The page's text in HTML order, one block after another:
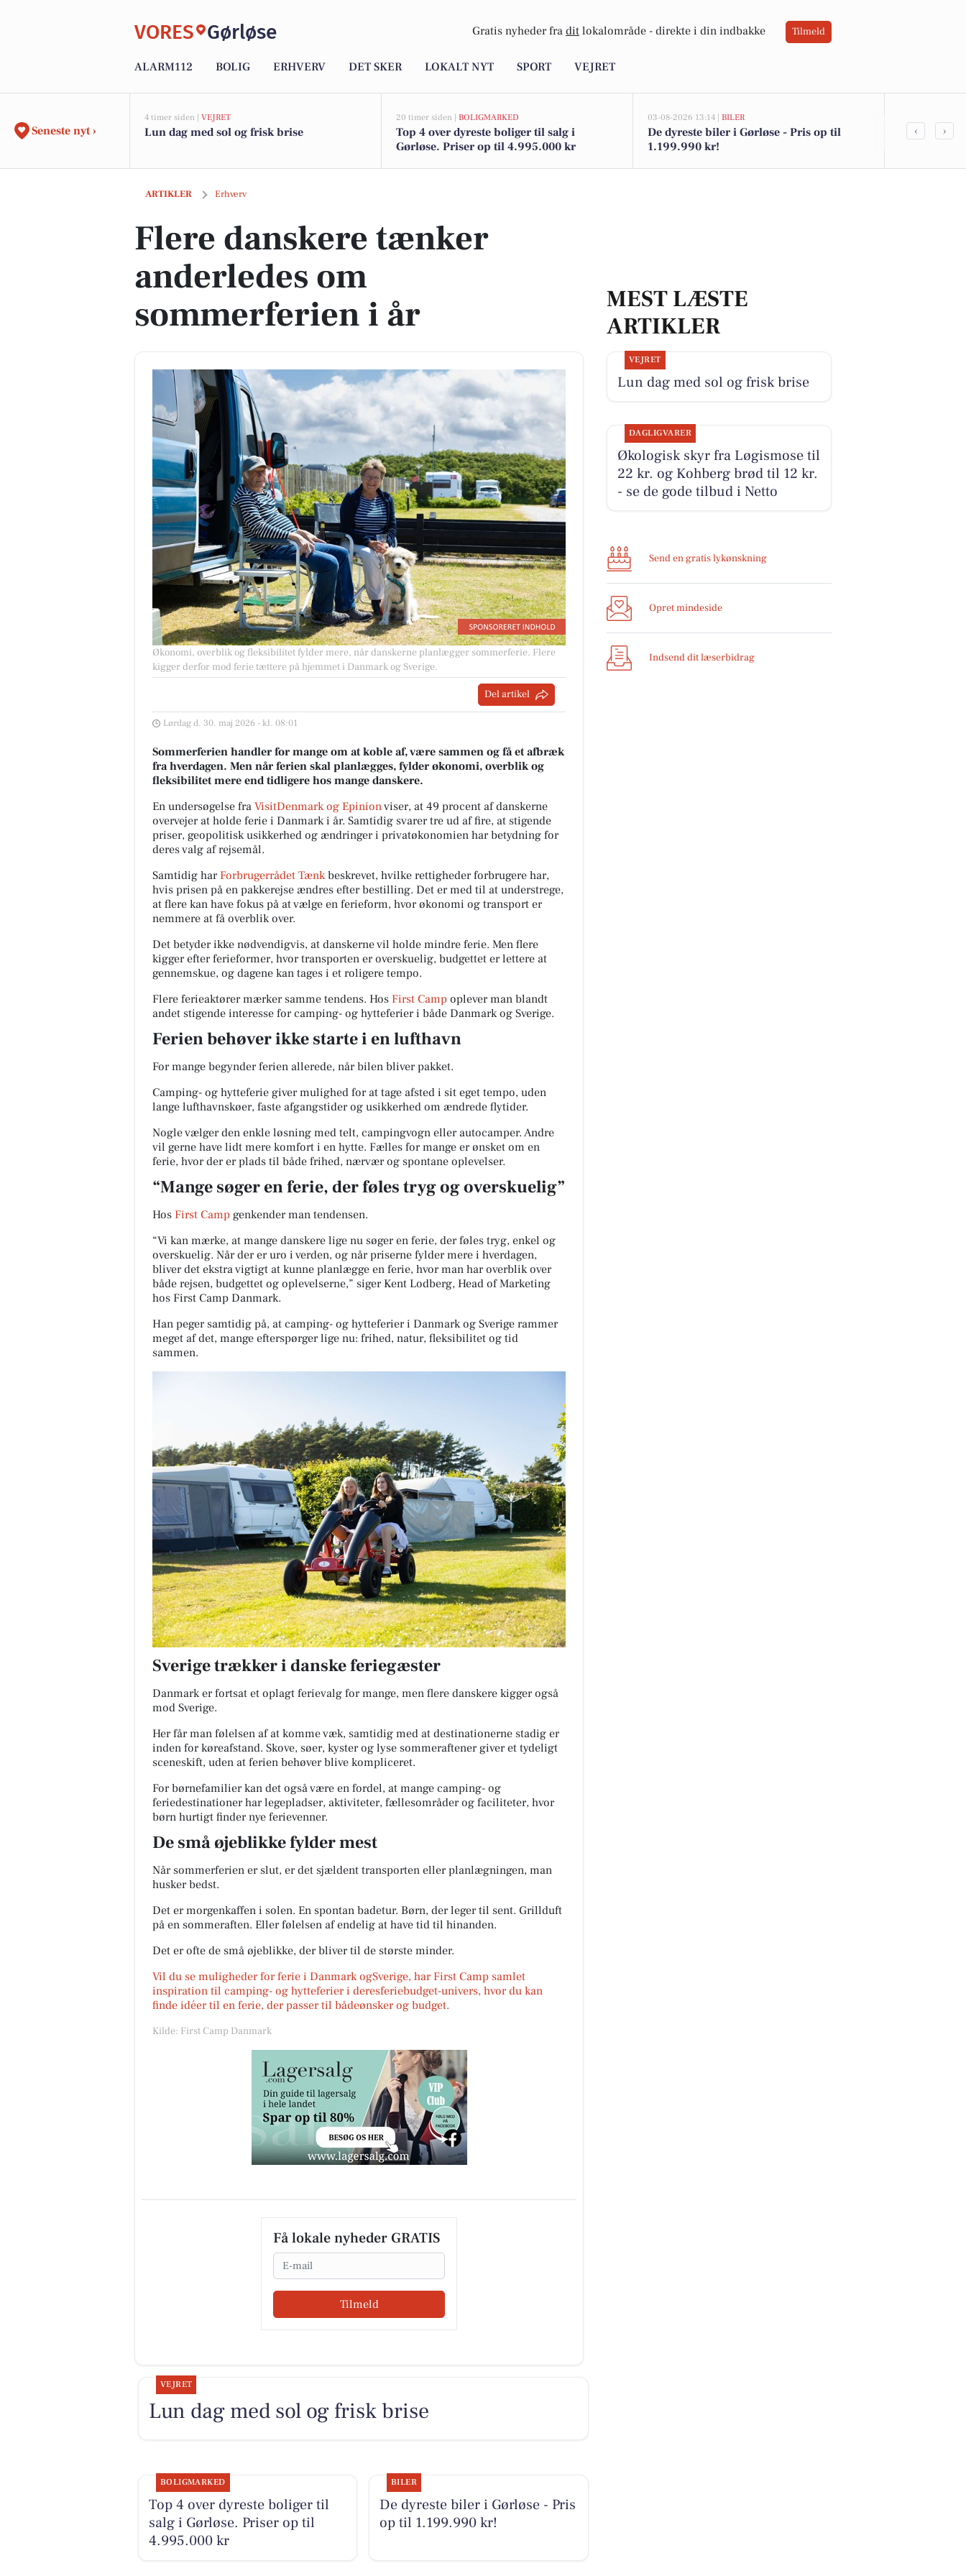
VORES Gørløse Gratis nyheder fra dit lokalområde - direkte i din indbakke Tilmeld
ALARM112 BOLIG ERHVERV DET SKER LOKALT NYT SPORT VEJRET
Seneste nyt ›
4 timer siden | VEJRET
Lun dag med sol og frisk brise
20 timer siden | BOLIGMARKED
Top 4 over dyreste boliger til salg i
Gørløse. Priser op til 4.995.000 kr
03-08-2026 13:14 | BILER
De dyreste biler i Gørløse - Pris op til
1.199.990 kr!
Økologisk
‹ ›
ARTIKLER Erhverv
Flere danskere tænker anderledes om sommerferien i år
Flere danskere tænker
anderledes om
sommerferien i år
Økonomi, overblik og fleksibilitet fylder mere, når danskerne planlægger sommerferie. Flere
kigger derfor mod ferie tættere på hjemmet i Danmark og Sverige.
Del artikel
Lørdag d. 30. maj 2026 - kl. 08:01
Sommerferien handler for mange om at koble af, være sammen og få et afbræk
fra hverdagen. Men når ferien skal planlægges, fylder økonomi, overblik og
fleksibilitet mere end tidligere hos mange danskere.
En undersøgelse fra VisitDenmark og Epinionviser, at 49 procent af danskerne
overvejer at holde ferie i Danmark i år. Samtidig svarer tre ud af fire, at stigende
priser, geopolitisk usikkerhed og ændringer i privatøkonomien har betydning for
deres valg af rejsemål.
Samtidig har Forbrugerrådet Tænkbeskrevet, hvilke rettigheder forbrugere har,
hvis prisen på en pakkerejse ændres efter bestilling. Det er med til at understrege,
at flere kan have fokus på at vælge en ferieform, hvor økonomi og transport er
nemmere at få overblik over.
Det betyder ikke nødvendigvis, at danskerne vil holde mindre ferie. Men flere
kigger efter ferieformer, hvor transporten er overskuelig, budgettet er lettere at
gennemskue, og dagene kan tages i et roligere tempo.
Flere ferieaktører mærker samme tendens. Hos First Camp oplever man blandt
andet stigende interesse for camping- og hytteferier i både Danmark og Sverige.
Ferien behøver ikke starte i en lufthavn
For mange begynder ferien allerede, når bilen bliver pakket.
Camping- og hytteferie giver mulighed for at tage afsted i sit eget tempo, uden
lange lufthavnskøer, faste afgangstider og usikkerhed om ændrede flytider.
Nogle vælger den enkle løsning med telt, campingvogn eller autocamper. Andre
vil gerne have lidt mere komfort i en hytte. Fælles for mange er ønsket om en
ferie, hvor der er plads til både frihed, nærvær og spontane oplevelser.
“Mange søger en ferie, der føles tryg og overskuelig”
Hos First Camp genkender man tendensen.
“Vi kan mærke, at mange danskere lige nu søger en ferie, der føles tryg, enkel og
overskuelig. Når der er uro i verden, og når priserne fylder mere i hverdagen,
bliver det ekstra vigtigt at kunne planlægge en ferie, hvor man har overblik over
både rejsen, budgettet og oplevelserne,” siger Kent Lodberg, Head of Marketing
hos First Camp Danmark.
Han peger samtidig på, at camping- og hytteferier i Danmark og Sverige rammer
meget af det, mange efterspørger lige nu: frihed, natur, fleksibilitet og tid
sammen.
Sverige trækker i danske feriegæster
Danmark er fortsat et oplagt ferievalg for mange, men flere danskere kigger også
mod Sverige.
Her får man følelsen af at komme væk, samtidig med at destinationerne stadig er
inden for køreafstand. Skove, søer, kyster og lyse sommeraftener giver et tydeligt
sceneskift, uden at ferien behøver blive kompliceret.
For børnefamilier kan det også være en fordel, at mange camping- og
feriedestinationer har legepladser, aktiviteter, fællesområder og faciliteter, hvor
børn hurtigt finder nye ferievenner.
De små øjeblikke fylder mest
Når sommerferien er slut, er det sjældent transporten eller planlægningen, man
husker bedst.
Det er morgenkaffen i solen. En spontan badetur. Børn, der leger til sent. Grillduft
på en sommeraften. Eller følelsen af endelig at have tid til hinanden.
Det er ofte de små øjeblikke, der bliver til de største minder.
Vil du se muligheder for ferie i Danmark ogSverige, har First Camp samlet
inspiration til camping- og hytteferier i deresferiebudget-univers, hvor du kan
finde idéer til en ferie, der passer til bådeønsker og budget.
Kilde: First Camp Danmark
Få lokale nyheder GRATIS
Email
Tilmeld
MEST LÆSTE
ARTIKLER
VEJRET
Lun dag med sol og frisk brise
DAGLIGVARER
Økologisk skyr fra Løgismose til
22 kr. og Kohberg brød til 12 kr.
- se de gode tilbud i Netto
Send en gratis lykønskning
Opret mindeside
Indsend dit læserbidrag
VEJRET
Lun dag med sol og frisk brise
BOLIGMARKED
Top 4 over dyreste boliger til
salg i Gørløse. Priser op til
4.995.000 kr
BILER
De dyreste biler i Gørløse - Pris
op til 1.199.990 kr!